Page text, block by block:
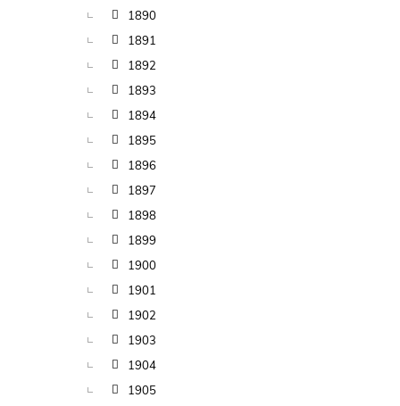
1890
1891
1892
1893
1894
1895
1896
1897
1898
1899
1900
1901
1902
1903
1904
1905